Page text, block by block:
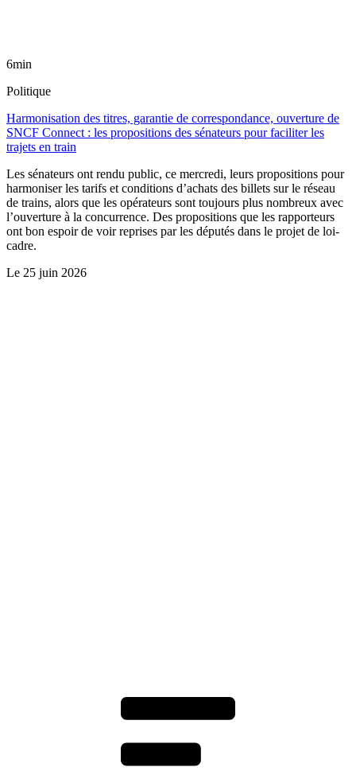
6min
Politique
Harmonisation des titres, garantie de correspondance, ouverture de
SNCF Connect : les propositions des sénateurs pour faciliter les
trajets en train
Les sénateurs ont rendu public, ce mercredi, leurs propositions pour
harmoniser les tarifs et conditions d’achats des billets sur le réseau
de trains, alors que les opérateurs sont toujours plus nombreux avec
l’ouverture à la concurrence. Des propositions que les rapporteurs
ont bon espoir de voir reprises par les députés dans le projet de loi-
cadre.
Le 25 juin 2026